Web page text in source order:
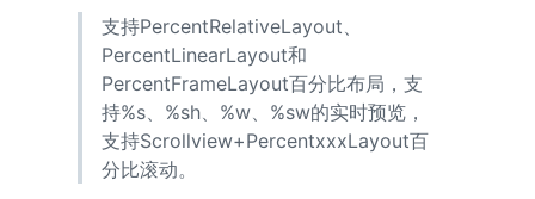
支持PercentRelativeLayout、
PercentLinearLayout和
PercentFrameLayout百分比布局，支
持%s、%sh、%w、%sw的实时预览，
支持Scrollview+PercentxxxLayout百
分比滚动。